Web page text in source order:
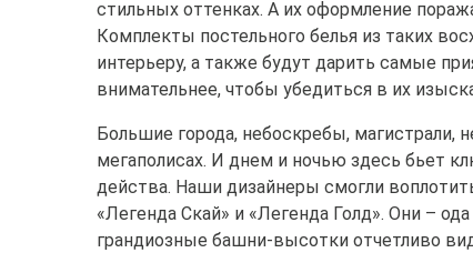
стильных оттенках. А их оформление
Комплекты постельного белья из таких
интерьеру, а также будут дарить самые
внимательнее, чтобы убедиться в их
Большие города, небоскребы, магистрали,
мегаполисах. И днем и ночью здесь бьет
действа. Наши дизайнеры смогли
«Легенда Скай» и «Легенда Голд». Они –
грандиозные башни-высотки отчетливо